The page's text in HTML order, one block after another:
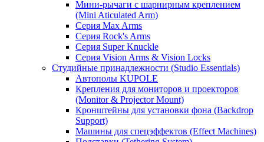
Мини-рычаги с шарнирным креплением
(Mini Aticulated Arm)
Серия Max Arms
Серия Rock's Arms
Серия Super Knuckle
Серия Vision Arms & Vision Locks
Студийные принадлежности (Studio Essentials)
Автополы KUPOLE
Крепления для мониторов и проекторов
(Monitor & Projector Mount)
Кронштейны для установки фона (Backdrop
Support)
Машины для спецэффектов (Effect Machines)